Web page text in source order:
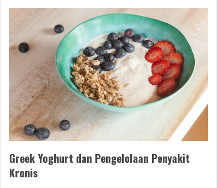
Greek Yoghurt dan Pengelolaan Penyakit
Kronis